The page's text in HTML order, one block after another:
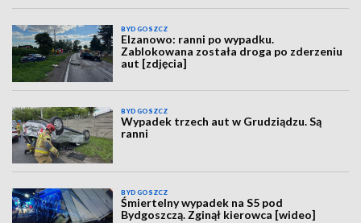
BYDGOSZCZ
Elzanowo: ranni po wypadku.
Zablokowana została droga po zderzeniu
aut [zdjęcia]
BYDGOSZCZ
Wypadek trzech aut w Grudziądzu. Są
ranni
BYDGOSZCZ
Śmiertelny wypadek na S5 pod
Bydgoszczą. Zginął kierowca [wideo]